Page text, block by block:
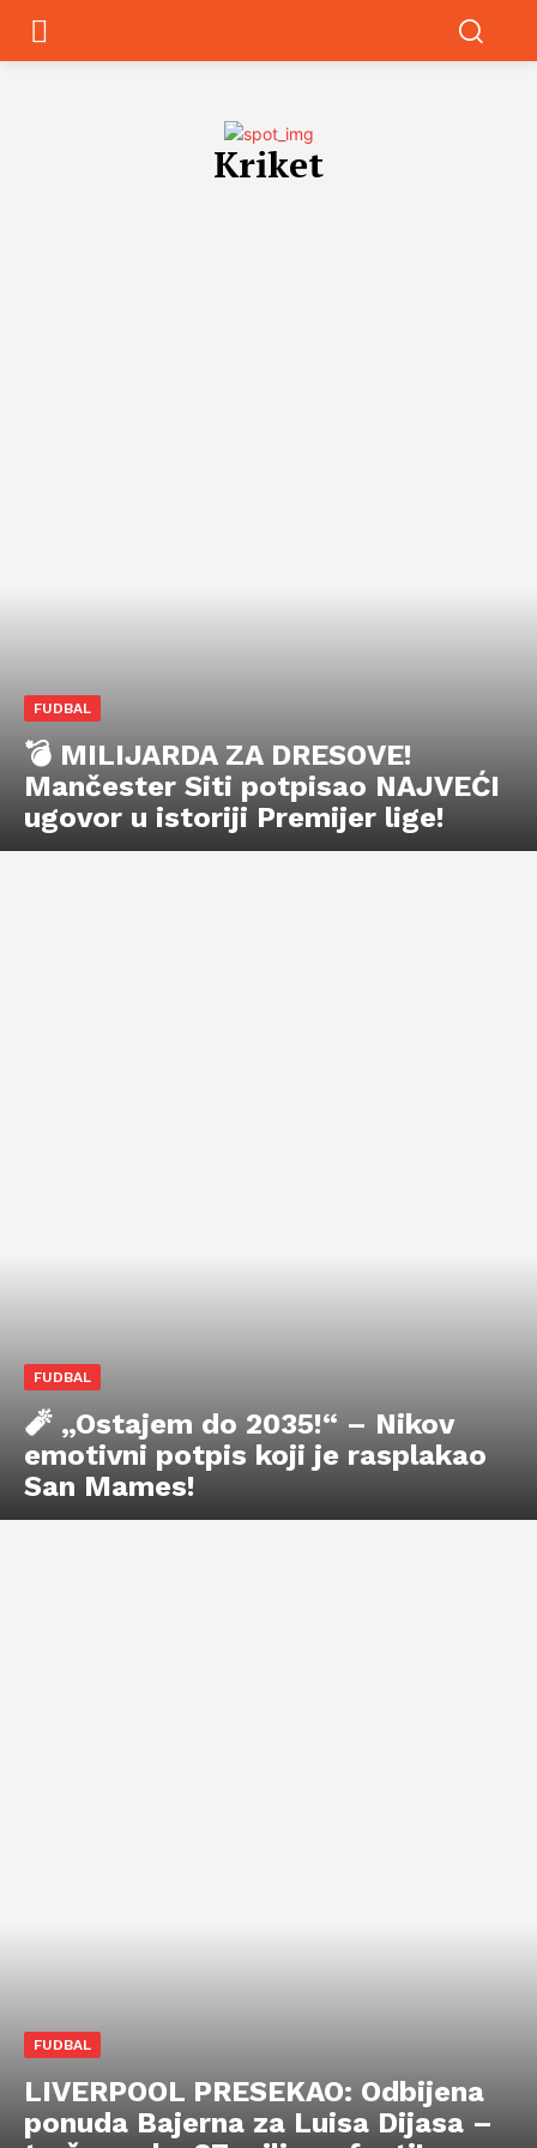
Kriket
FUDBAL
💣 MILIJARDA ZA DRESOVE!
Mančester Siti potpisao NAJVEĆI
ugovor u istoriji Premijer lige!
FUDBAL
🧨 „Ostajem do 2035!“ – Nikov
emotivni potpis koji je rasplakao
San Mames!
FUDBAL
LIVERPOOL PRESEKAO: Odbijena
ponuda Bajerna za Luisa Dijasa –